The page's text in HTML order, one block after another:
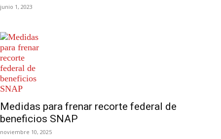
junio 1, 2023
Medidas para frenar recorte federal de
beneficios SNAP
noviembre 10, 2025